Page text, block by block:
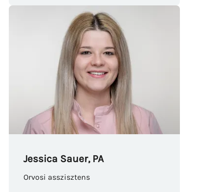
Jessica Sauer, PA
Orvosi asszisztens